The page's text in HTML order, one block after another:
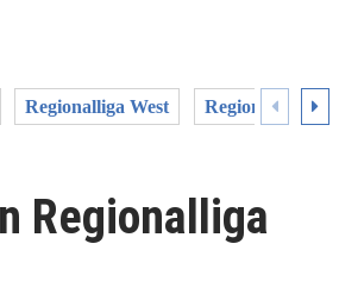
Regionalliga West Regionalliga
Regionalliga